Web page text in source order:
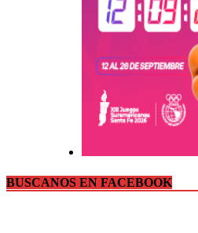
BUSCANOS EN FACEBOOK